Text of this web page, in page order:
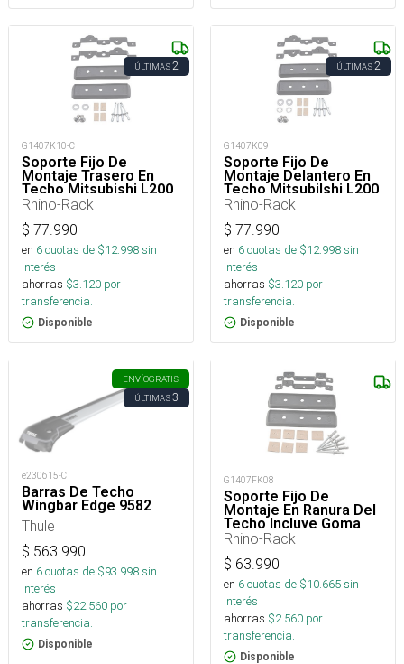
ÚLTIMAS2
G1407K10-C
Soporte Fijo De
Montaje Trasero En
Techo Mitsubishi L200
2015 - Incluye Goma
Rhino-Rack
$ 77.990
en 6cuotas de $12.998sin
interés
ahorras $3.120 por
transferencia.
Disponible
ÚLTIMAS2
G1407K09
Soporte Fijo De
Montaje Delantero En
Techo MitsubiIshi L200
2015 - Incluye Goma
Rhino-Rack
$ 77.990
en 6cuotas de $12.998sin
interés
ahorras $3.120 por
transferencia.
Disponible
ENVÍOGRATIS
ÚLTIMAS3
e230615-C
Barras De Techo
Wingbar Edge 9582
Thule
$ 563.990
en 6cuotas de $93.998sin
interés
ahorras $22.560 por
transferencia.
Disponible
G1407FK08
Soporte Fijo De
Montaje En Ranura Del
Techo Incluye Goma
Para Base Para Rlt 600
Rhino-Rack
$ 63.990
en 6cuotas de $10.665sin
interés
ahorras $2.560 por
transferencia.
Disponible